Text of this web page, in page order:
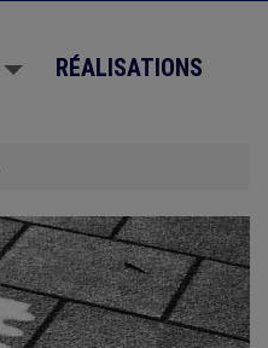
RÉALISATIONS